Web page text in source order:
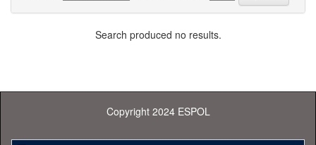
Search produced no results.
Copyright 2024 ESPOL